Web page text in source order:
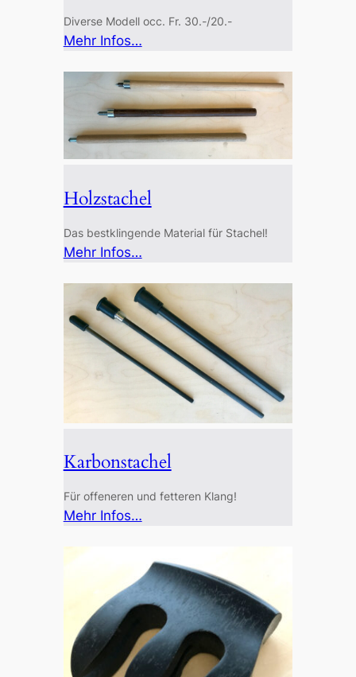
Diverse Modell occ. Fr. 30.-/20.-
Mehr Infos…
Holzstachel
Das bestklingende Material für Stachel!
Mehr Infos…
Karbonstachel
Für offeneren und fetteren Klang!
Mehr Infos…: